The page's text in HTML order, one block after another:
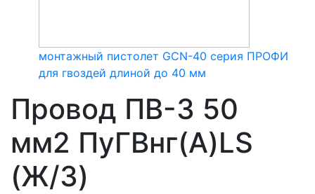
монтажный пистолет GCN-40 серия ПРОФИ
для гвоздей длиной до 40 мм
Провод ПВ-3 50
мм2 ПуГВнг(А)LS
(Ж/З)